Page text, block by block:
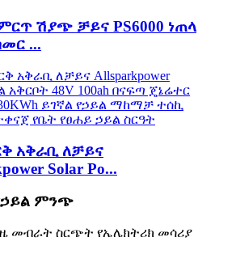
ሽያጭ ቻይና PS6000 ነጠላ
...
አቅራቢ ለቻይና
Solar Po...
ምንጭ